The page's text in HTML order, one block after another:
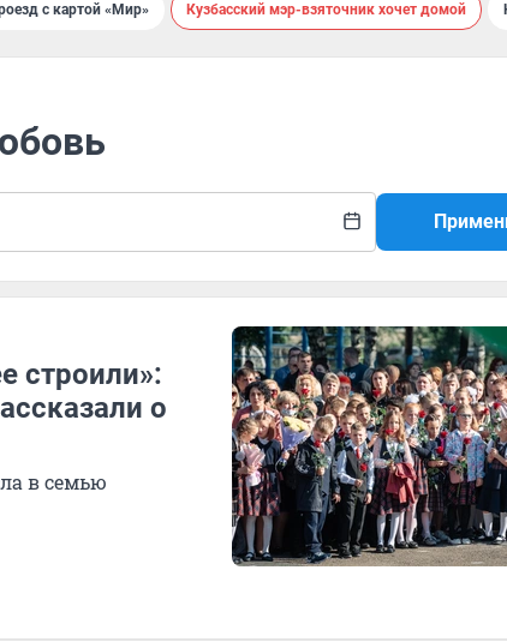
с картой «Мир» Кузбасский мэр-взяточник хочет домой
строили»:
о
в семью